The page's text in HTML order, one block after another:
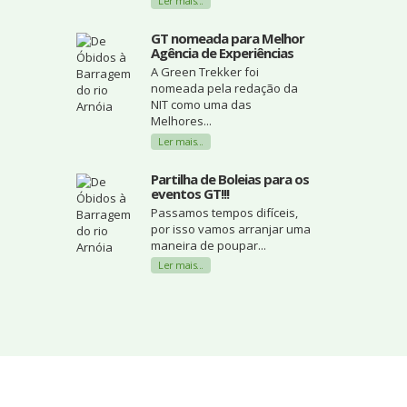
GT nomeada para Melhor
Agência de Experiências
A Green Trekker foi
nomeada pela redação da
NIT como uma das
Melhores...
Ler mais...
Partilha de Boleias para os
eventos GT!!!
Passamos tempos difíceis,
por isso vamos arranjar uma
maneira de poupar...
Ler mais...